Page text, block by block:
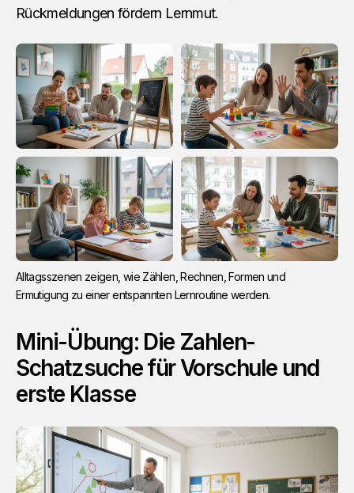
Rückmeldungen fördern Lernmut.
Alltagsszenen zeigen, wie Zählen, Rechnen, Formen und
Ermutigung zu einer entspannten Lernroutine werden.
Mini-Übung: Die Zahlen-
Schatzsuche für Vorschule und
erste Klasse